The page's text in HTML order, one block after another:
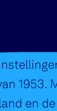
1953.
en